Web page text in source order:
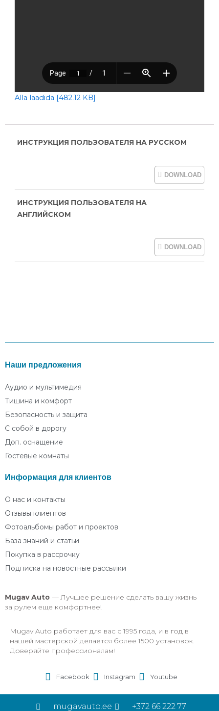
Alla laadida [482.12 KB]
ИНСТРУКЦИЯ ПОЛЬЗОВАТЕЛЯ НА РУССКОМ
DOWNLOAD
ИНСТРУКЦИЯ ПОЛЬЗОВАТЕЛЯ НА
АНГЛИЙСКОМ
DOWNLOAD
Наши предложения
Аудио и мультимедия
Тишина и комфорт
Безопасность и защита
С собой в дорогу
Доп. оснащение
Гостевые комнаты
Информация для клиентов
О нас и контакты
Отзывы клиентов
Фотоальбомы работ и проектов
База знаний и статьи
Покупка в рассрочку
Подписка на новостные рассылки
Mugav Auto — Лучшее решение сделать вашу жизнь
за рулем еще комфортнее!
Mugav Auto работает для вас с 1995 года, и в год в
нашей мастерской делается более 1500 установок.
Доверяйте профессионалам!
Facebook Instagram Youtube
mugavauto.ee +372 66 222 77